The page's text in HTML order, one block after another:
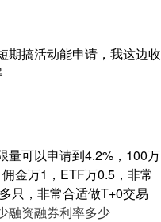
期搞活动能申请，我这边收
量可以申请到4.2%，100万
金万1，ETF万0.5，非常
只，非常合适做T+0交易
融资融券利率多少